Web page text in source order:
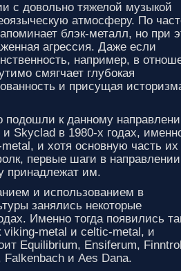
с довольно тяжелой музыкой
атмосферу. По
блэк-металл, но при
агрессия. Даже если
например, в
смягчает глубокая
и присущая
подошли к данному
Skyclad в 1980-х годах,
и хотя основную часть их
первые шаги в направлении
принадлежат им.
и использованием в
занялись некоторые
Именно тогда появились
viking-metal и celtic-metal, и
Equilibrium, Ensiferum,
Falkenbach и Aes Dana.